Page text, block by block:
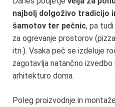
najbolj dolgoživo tradicijo
šamotov ter pečnic, pa
za ogrevanje prostorov
itn.). Vsaka peč se izdeluje
zagotavlja natančno
arhitekturo doma.
Poleg proizvodnje in